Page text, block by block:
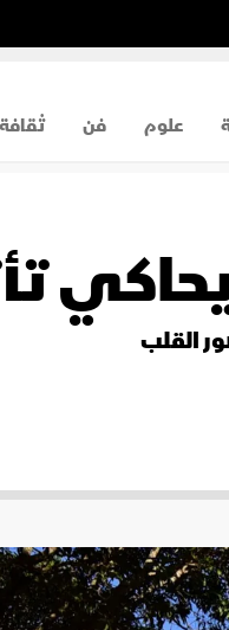
علوم فن ثقافة
القلب